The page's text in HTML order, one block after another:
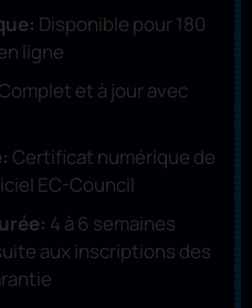
Disponible pour 180
ligne
Complet et à jour avec
Certificat numérique de
EC-Council
4 à 6 semaines
aux inscriptions des